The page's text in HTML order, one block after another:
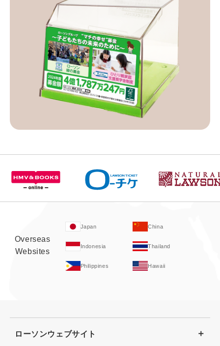
Overseas
Websites
Japan China
Indonesia Thailand
Philippines Hawaii
ローソンウェブサイト